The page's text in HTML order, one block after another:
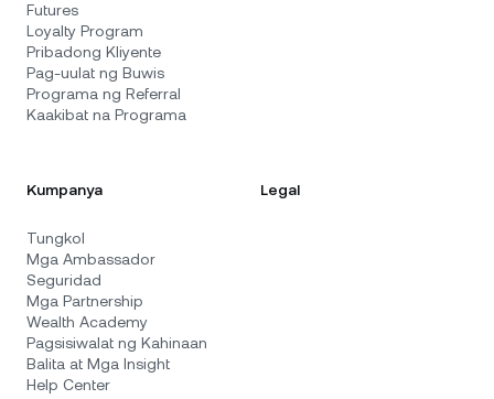
Futures
Loyalty Program
Pribadong Kliyente
Pag-uulat ng Buwis
Programa ng Referral
Kaakibat na Programa
Kumpanya
Tungkol
Mga Ambassador
Seguridad
Mga Partnership
Wealth Academy
Pagsisiwalat ng Kahinaan
Balita at Mga Insight
Help Center
Legal